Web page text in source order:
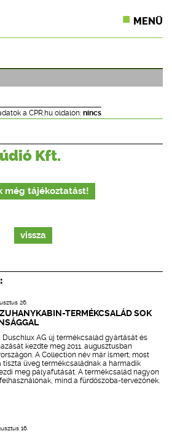
MENÜ
KÉPZÉSEK
SEGÉDLETEK
a CPR.hu oldalon: nincs
Kft.
még tájékoztatást!
vissza
26.
TERMÉKCSALÁD SOK
Duschlux AG új termékcsalád gyártását és
kezdte meg 2011. augusztusban
A Collection név már ismert; most
tiszta üveg termékcsaládnak a harmadik
meg pályafutását. A termékcsalád nagyon
mind a fürdőszoba-tervezőnek.
16.